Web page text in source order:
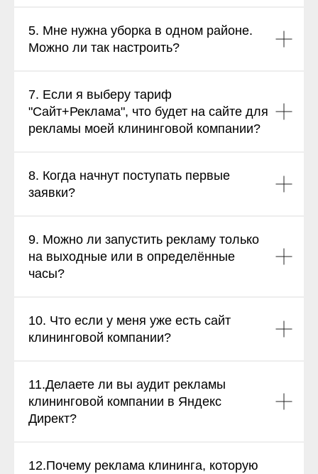
5. Мне нужна уборка в одном районе.
Можно ли так настроить?
7. Если я выберу тариф
"Сайт+Реклама", что будет на сайте для
рекламы моей клининговой компании?
8. Когда начнут поступать первые
заявки?
9. Можно ли запустить рекламу только
на выходные или в определённые
часы?
10. Что если у меня уже есть сайт
клининговой компании?
11.Делаете ли вы аудит рекламы
клининговой компании в Яндекс
Директ?
12.Почему реклама клининга, которую